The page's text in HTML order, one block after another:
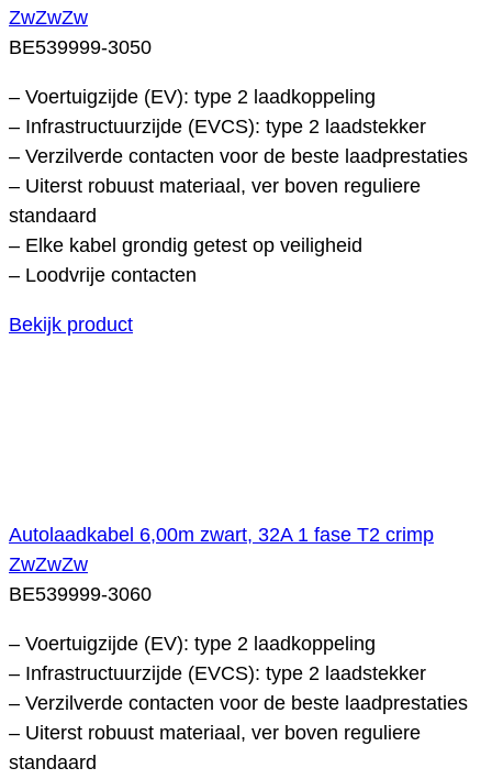
ZwZwZw
BE539999-3050
– Voertuigzijde (EV): type 2 laadkoppeling
– Infrastructuurzijde (EVCS): type 2 laadstekker
– Verzilverde contacten voor de beste laadprestaties
– Uiterst robuust materiaal, ver boven reguliere
standaard
– Elke kabel grondig getest op veiligheid
– Loodvrije contacten
Bekijk product
Autolaadkabel 6,00m zwart, 32A 1 fase T2 crimp
ZwZwZw
BE539999-3060
– Voertuigzijde (EV): type 2 laadkoppeling
– Infrastructuurzijde (EVCS): type 2 laadstekker
– Verzilverde contacten voor de beste laadprestaties
– Uiterst robuust materiaal, ver boven reguliere
standaard